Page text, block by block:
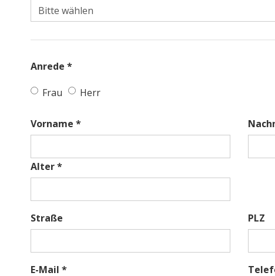
Anrede *
Frau Herr
Vorname *
Alter *
Straße PLZ
E-Mail *